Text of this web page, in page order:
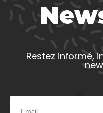
Restez informé,